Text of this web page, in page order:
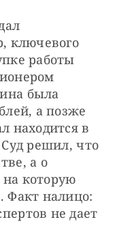
ключевого
работы
была
а позже
находится в
Суд решил, что
а о
которую
Факт налицо:
не дает